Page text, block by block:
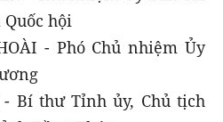
hội
- Phó Chủ nhiệm Ủy
- Bí thư Tỉnh ủy, Chủ tịch